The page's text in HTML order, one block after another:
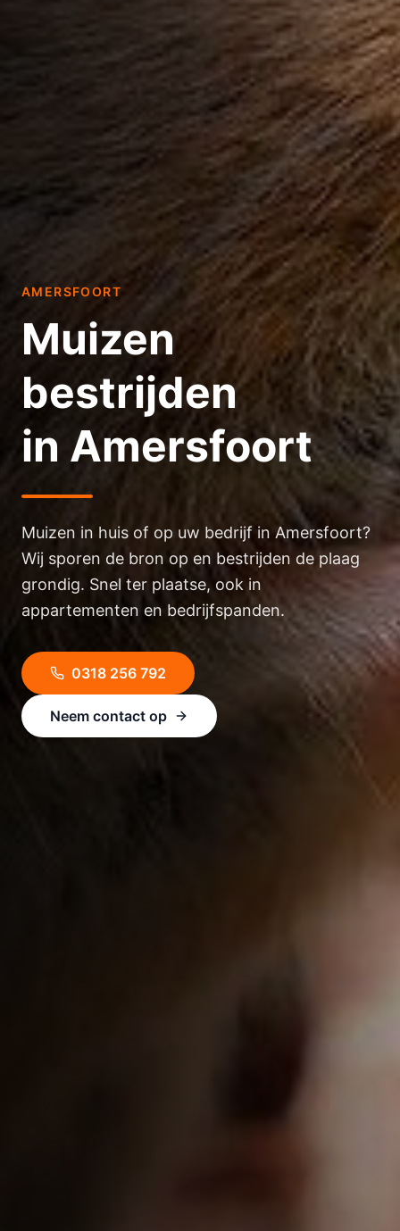
AMERSFOORT
Muizen
bestrijden
in Amersfoort
Muizen in huis of op uw bedrijf in Amersfoort?
Wij sporen de bron op en bestrijden de plaag
grondig. Snel ter plaatse, ook in
appartementen en bedrijfspanden.
0318 256 792
Neem contact op